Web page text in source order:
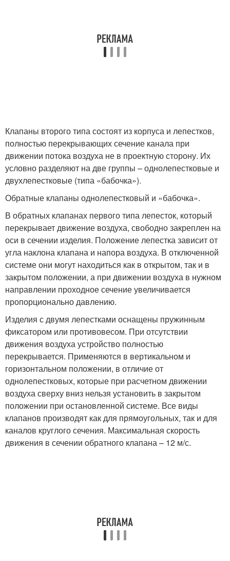
Клапаны второго типа состоят из корпуса и лепестков,
полностью перекрывающих сечение канала при
движении потока воздуха не в проектную сторону. Их
условно разделяют на две группы – однолепестковые и
двухлепестковые (типа «бабочка»).
Обратные клапаны однолепестковый и «бабочка».
В обратных клапанах первого типа лепесток, который
перекрывает движение воздуха, свободно закреплен на
оси в сечении изделия. Положение лепестка зависит от
угла наклона клапана и напора воздуха. В отключенной
системе они могут находиться как в открытом, так и в
закрытом положении, а при движении воздуха в нужном
направлении проходное сечение увеличивается
пропорционально давлению.
Изделия с двумя лепестками оснащены пружинным
фиксатором или противовесом. При отсутствии
движения воздуха устройство полностью
перекрывается. Применяются в вертикальном и
горизонтальном положении, в отличие от
однолепестковых, которые при расчетном движении
воздуха сверху вниз нельзя установить в закрытом
положении при остановленной системе. Все виды
клапанов производят как для прямоугольных, так и для
каналов круглого сечения. Максимальная скорость
движения в сечении обратного клапана – 12 м/с.